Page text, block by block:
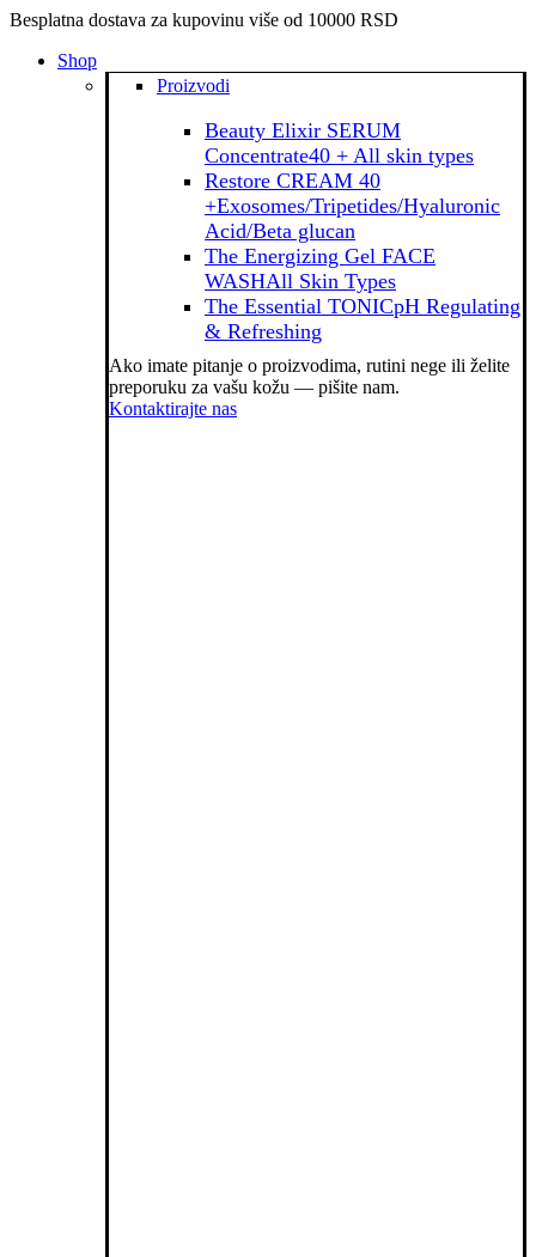
Besplatna dostava za kupovinu više od 10000 RSD
Shop
Proizvodi
Beauty Elixir SERUM
Concentrate40 + All skin types
Restore CREAM 40
+Exosomes/Tripetides/Hyaluronic
Acid/Beta glucan
The Energizing Gel FACE
WASHAll Skin Types
The Essential TONICpH Regulating
& Refreshing
Ako imate pitanje o proizvodima, rutini nege ili želite
preporuku za vašu kožu — pišite nam.
Kontaktirajte nas